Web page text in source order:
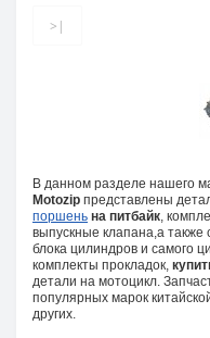
>|
В данном разделе нашего
Motozip представлены
поршень на питбайк ,
выпускные клапана,а также
блока цилиндров и самого
комплекты прокладок,
детали на мотоцикл.
популярных марок
других.